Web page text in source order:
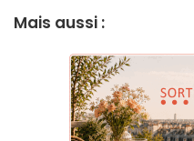
Mais aussi :